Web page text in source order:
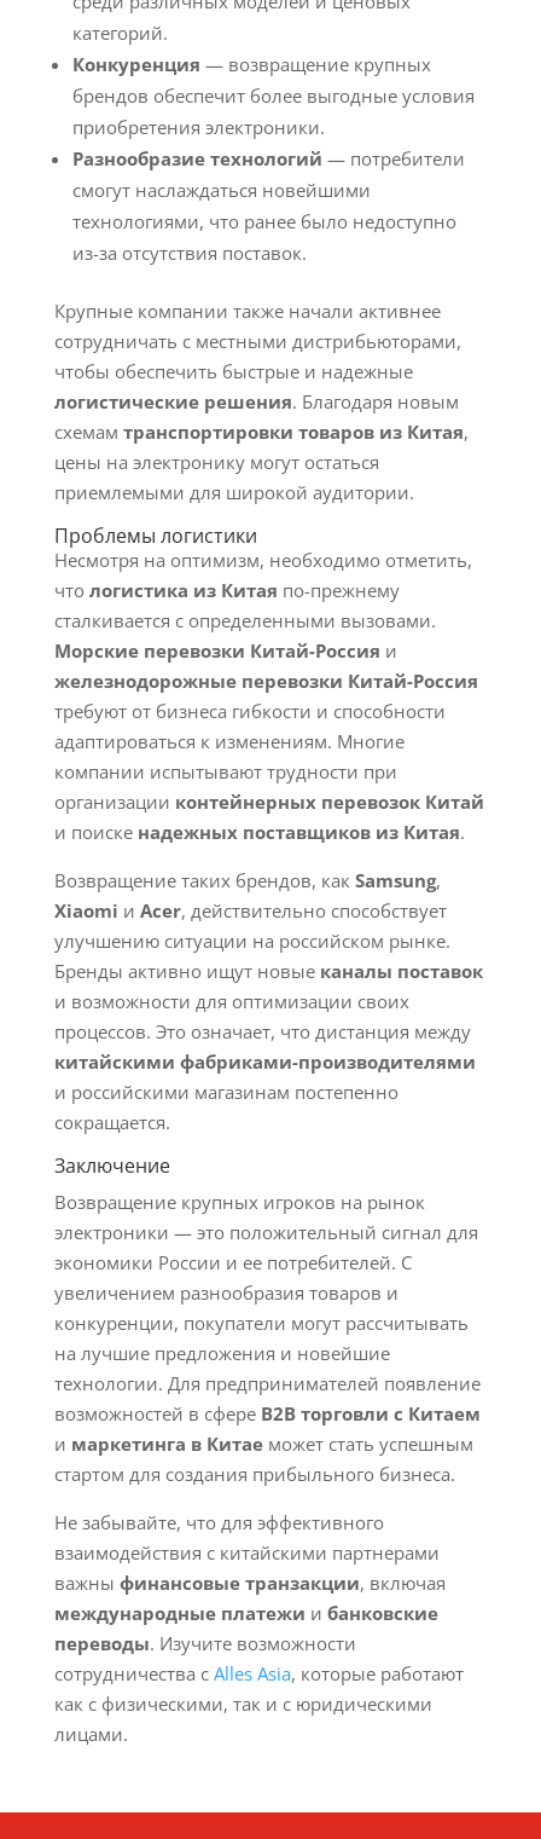
категорий.
Конкуренция — возвращение крупных
брендов обеспечит более выгодные условия
приобретения электроники.
Разнообразие технологий — потребители
смогут наслаждаться новейшими
технологиями, что ранее было недоступно
из-за отсутствия поставок.
Крупные компании также начали активнее
сотрудничать с местными дистрибьюторами,
чтобы обеспечить быстрые и надежные
логистические решения. Благодаря новым
схемам транспортировки товаров из Китая,
цены на электронику могут остаться
приемлемыми для широкой аудитории.
Проблемы логистики
Несмотря на оптимизм, необходимо отметить,
что логистика из Китая по-прежнему
сталкивается с определенными вызовами.
Морские перевозки Китай-Россия и
железнодорожные перевозки Китай-Россия
требуют от бизнеса гибкости и способности
адаптироваться к изменениям. Многие
компании испытывают трудности при
организации контейнерных перевозок Китай
и поиске надежных поставщиков из Китая.
Возвращение таких брендов, как Samsung,
Xiaomi и Acer, действительно способствует
улучшению ситуации на российском рынке.
Бренды активно ищут новые каналы поставок
и возможности для оптимизации своих
процессов. Это означает, что дистанция между
китайскими фабриками-производителями
и российскими магазинам постепенно
сокращается.
Заключение
Возвращение крупных игроков на рынок
электроники — это положительный сигнал для
экономики России и ее потребителей. С
увеличением разнообразия товаров и
конкуренции, покупатели могут рассчитывать
на лучшие предложения и новейшие
технологии. Для предпринимателей появление
возможностей в сфере B2B торговли с Китаем
и маркетинга в Китаеможет стать успешным
стартом для создания прибыльного бизнеса.
Не забывайте, что для эффективного
взаимодействия с китайскими партнерами
важны финансовые транзакции, включая
международные платежи и банковские
переводы. Изучите возможности
сотрудничества с Alles Asia, которые работают
как с физическими, так и с юридическими
лицами.